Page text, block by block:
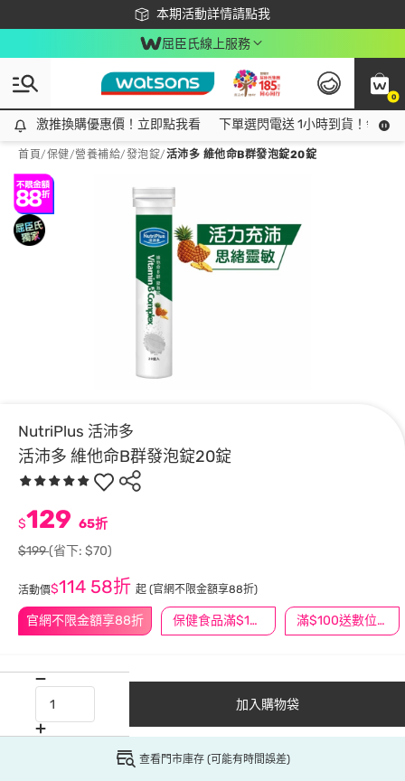
本期活動詳情請點我
下載app最高回饋$350
屈臣氏線上服務
0
激推換購優惠價！立即點我看
激推換購優惠價！立即點我看 下單選閃電送 1小時到貨！領神
首頁/保健/營養補給/發泡錠/活沛多 維他命B群發泡錠20錠
NutriPlus 活沛多
活沛多 維他命B群發泡錠20錠
官網不限金額享88折 保健食品滿$1200送$100 滿$100送數位印花
$129 65折
$199(省下: $70)
活動價$114 58折 起 (官網不限金額享88折)
加入購物袋
查看門市庫存 (可能有時間誤差)